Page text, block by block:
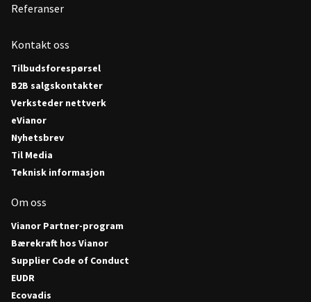
Referanser
Kontakt oss
Tilbudsforespørsel
B2B salgskontakter
Verksteder nettverk
eVianor
Nyhetsbrev
Til Media
Teknisk informasjon
Om oss
Vianor Partner-program
Bærekraft hos Vianor
Supplier Code of Conduct
EUDR
Ecovadis